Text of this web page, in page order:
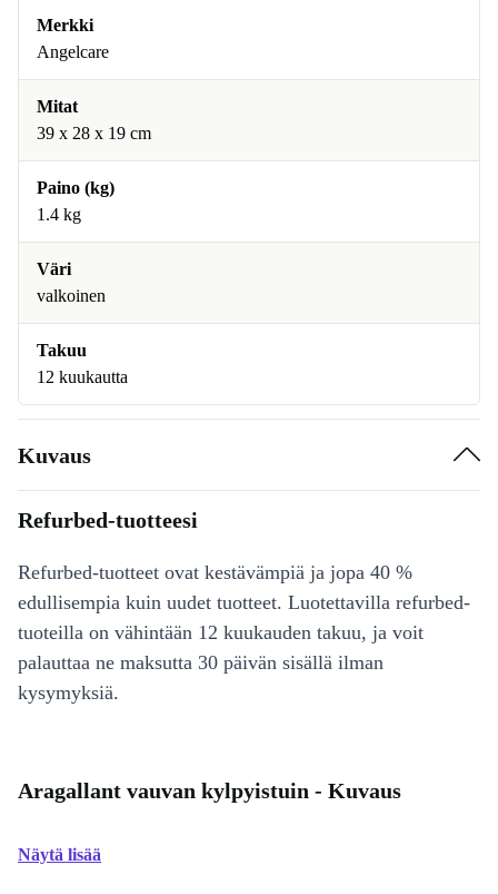
Merkki
Angelcare
Mitat
39 x 28 x 19 cm
Paino (kg)
1.4 kg
Väri
valkoinen
Takuu
12 kuukautta
Kuvaus
Refurbed-tuotteesi
Refurbed-tuotteet ovat kestävämpiä ja jopa 40 %
edullisempia kuin uudet tuotteet. Luotettavilla refurbed-
tuoteilla on vähintään 12 kuukauden takuu, ja voit
palauttaa ne maksutta 30 päivän sisällä ilman
kysymyksiä.
Aragallant vauvan kylpyistuin - Kuvaus
Näytä lisää